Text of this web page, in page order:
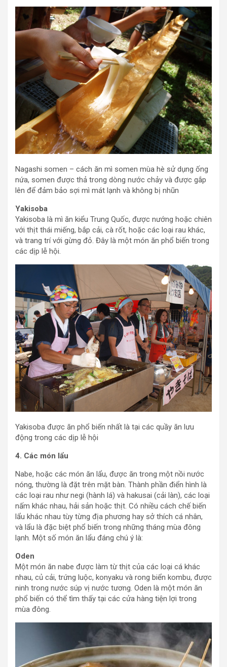
Nagashi somen – cách ăn mì somen mùa hè sử dụng ống
nứa, somen được thả trong dòng nước chảy và được gắp
lên để đảm bảo sợi mì mát lạnh và không bị nhũn
Yakisoba
Yakisoba là mì ăn kiểu Trung Quốc, được nướng hoặc chiên
với thịt thái miếng, bắp cải, cà rốt, hoặc các loại rau khác,
và trang trí với gừng đỏ. Đây là một món ăn phổ biến trong
các dịp lễ hội.
Yakisoba được ăn phổ biến nhất là tại các quầy ăn lưu
động trong các dịp lễ hội
4. Các món lẩu
Nabe, hoặc các món ăn lẩu, được ăn trong một nồi nước
nóng, thường là đặt trên mặt bàn. Thành phần điển hình là
các loại rau như negi (hành lá) và hakusai (cải làn), các loại
nấm khác nhau, hải sản hoặc thịt. Có nhiều cách chế biến
lẩu khác nhau tùy từng địa phương hay sở thích cá nhân,
và lẩu là đặc biệt phổ biến trong những tháng mùa đông
lạnh. Một số món ăn lẩu đáng chú ý là:
Oden
Một món ăn nabe được làm từ thịt của các loại cá khác
nhau, củ cải, trứng luộc, konyaku và rong biển kombu, được
ninh trong nước súp vị nước tương. Oden là một món ăn
phổ biến có thể tìm thấy tại các cửa hàng tiện lợi trong
mùa đông.